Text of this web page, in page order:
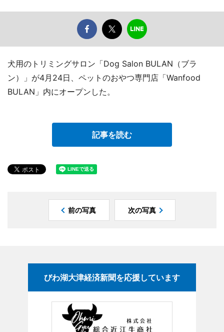
犬用のトリミングサロン「Dog Salon BULAN（ブラ
ン）」が4月24日、ペットのおやつ専門店「Wanfood
BULAN」内にオープンした。
記事を読む
前の写真 次の写真
びわ湖大津経済新聞を応援しています